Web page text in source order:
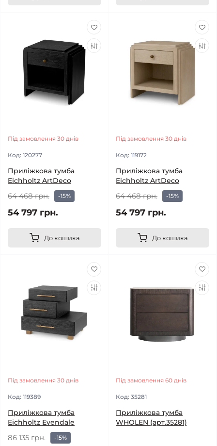
Під замовлення 30 днів
Код: 120277
Приліжкова тумба
Eichholtz ArtDeco
64 468 грн. -15%
54 797 грн.
До кошика
Під замовлення 30 днів
Код: 119172
Приліжкова тумба
Eichholtz ArtDeco
64 468 грн. -15%
54 797 грн.
До кошика
Під замовлення 30 днів
Код: 119389
Приліжкова тумба
Eichholtz Evendale
86 135 грн. -15%
Під замовлення 60 днів
Код: 35281
Приліжкова тумба
WHOLEN (арт.35281)